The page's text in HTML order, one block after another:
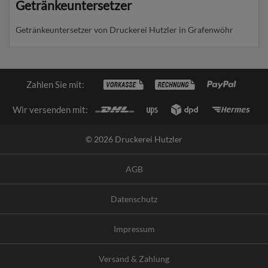
Getränkeuntersetzer
Getränkeuntersetzer von Druckerei Hutzler in Grafenwöhr
Zahlen Sie mit:
Wir versenden mit:
© 2026 Druckerei Hutzler
AGB
Datenschutz
Impressum
Versand & Zahlung